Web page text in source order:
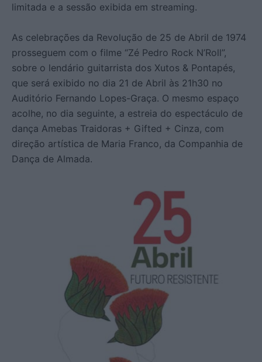
limitada e a sessão exibida em streaming.
As celebrações da Revolução de 25 de Abril de 1974
prosseguem com o filme “Zé Pedro Rock N’Roll”,
sobre o lendário guitarrista dos Xutos & Pontapés,
que será exibido no dia 21 de Abril às 21h30 no
Auditório Fernando Lopes-Graça. O mesmo espaço
acolhe, no dia seguinte, a estreia do espectáculo de
dança Amebas Traidoras + Gifted + Cinza, com
direção artística de Maria Franco, da Companhia de
Dança de Almada.